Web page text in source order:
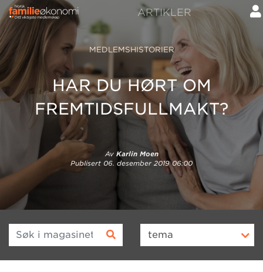
ARTIKLER
MEDLEMSHISTORIER
HAR DU HØRT OM
FREMTIDSFULLMAKT?
Av Karlin Moen
Publisert 06. desember 2019 06:00
Søk i magasinet tema